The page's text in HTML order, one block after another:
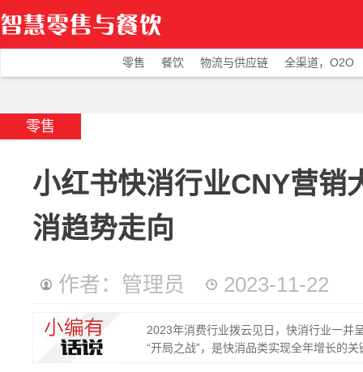
零售 餐饮 物流与供应链 全渠道，O2O
零售
小红书快消行业CNY营销
消趋势走向
作者：管理员 2023-11-22
2023年消费行业拨云见日，快消行业一并
“开局之战”，是快消品类实现全年增长的